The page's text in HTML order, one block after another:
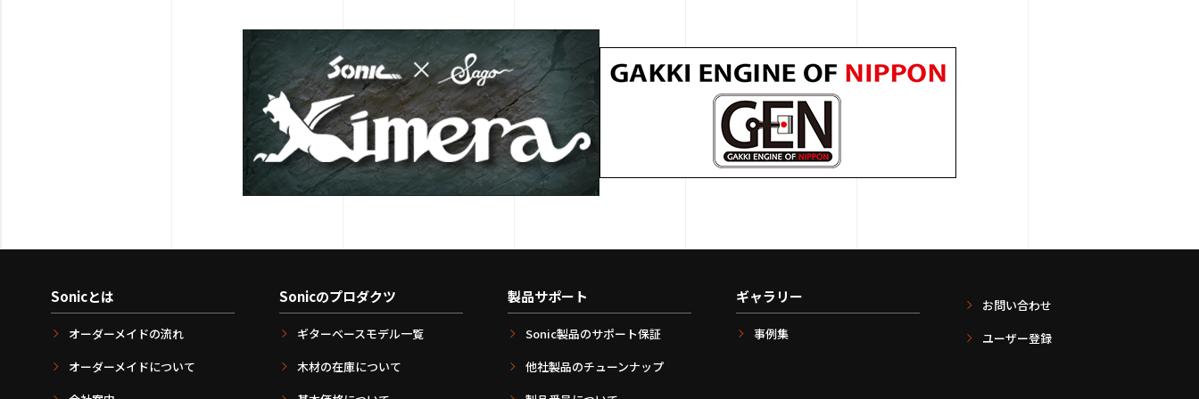
Sonicとは
オーダーメイドの流れ
オーダーメイドについて
Sonicのプロダクツ
ギターベースモデル一覧
木材の在庫について
製品サポート
Sonic製品のサポート保証
他社製品のチューンナップ
ギャラリー
事例集
お問い合わせ
ユーザー登録